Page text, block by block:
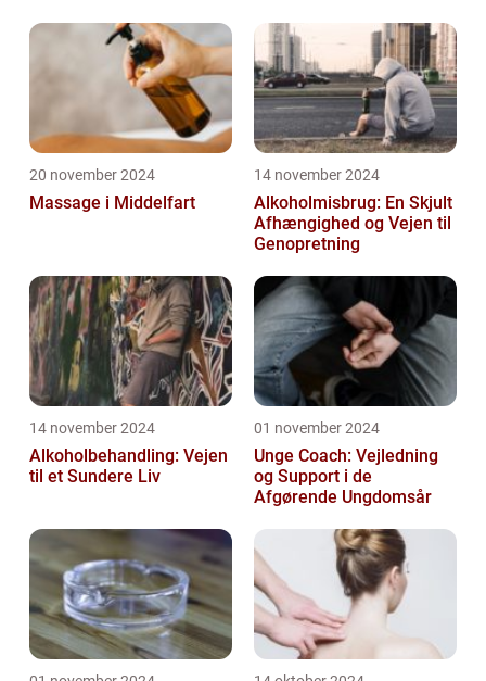
20 november 2024
Massage i Middelfart
14 november 2024
Alkoholmisbrug: En Skjult
Afhængighed og Vejen til
Genopretning
14 november 2024
Alkoholbehandling: Vejen
til et Sundere Liv
01 november 2024
Unge Coach: Vejledning
og Support i de
Afgørende Ungdomsår